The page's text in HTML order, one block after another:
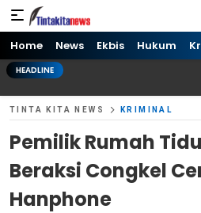
Tinta kita News
Informasi Terkini
Home News Ekbis Hukum
HEADLINE
TINTA KITA NEWS KRIMINAL
Pemilik Rumah
Beraksi Congkel
Hanphone